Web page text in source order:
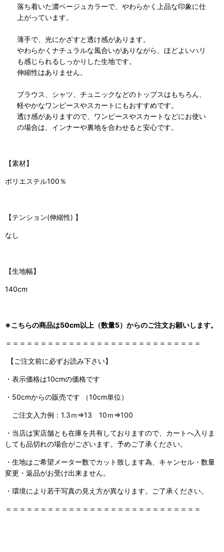
落ち着いた濃ベージュカラーで、やわらかく上品な印象に仕
上がっています。
薄手で、光にかざすと透け感があります。
やわらかくナチュラルな風合いがありながら、ほどよいハリ
も感じられるしっかりした生地です。
伸縮性はありません。
ブラウス、シャツ、チュニックなどのトップスはもちろん、
軽やかなワンピースやスカートにもおすすめです。
透け感がありますので、ワンピースやスカートなどにお使い
の場合は、インナーや裏地を合わせると安心です。
【素材】
ポリエステル100％
【テンション(伸縮性) 】
なし
【生地幅】
140cm
※こちらの商品は50cm以上（数量5）からのご注文お願いします。
＝＝＝＝＝＝＝＝＝＝＝＝＝＝＝＝＝＝＝＝＝＝＝＝＝＝＝＝
【ご注文前に必ずお読み下さい】
・表示価格は10cmの価格です
・50cmからの販売です （10cm単位）
ご注文入力例：1.3ｍ⇒13 10ｍ⇒100
・当店は実店舗とも在庫を共有しておりますので、 カートへ入りま
しても品切れの場合がございます。予めご了承ください。
・生地はご希望メーター数でカット致します為、キャンセル・数量
変更・返品がお受け出来ません。
・環境により若干写真の見え方が異なります。ご了承ください。
＝＝＝＝＝＝＝＝＝＝＝＝＝＝＝＝＝＝＝＝＝＝＝＝＝＝＝＝